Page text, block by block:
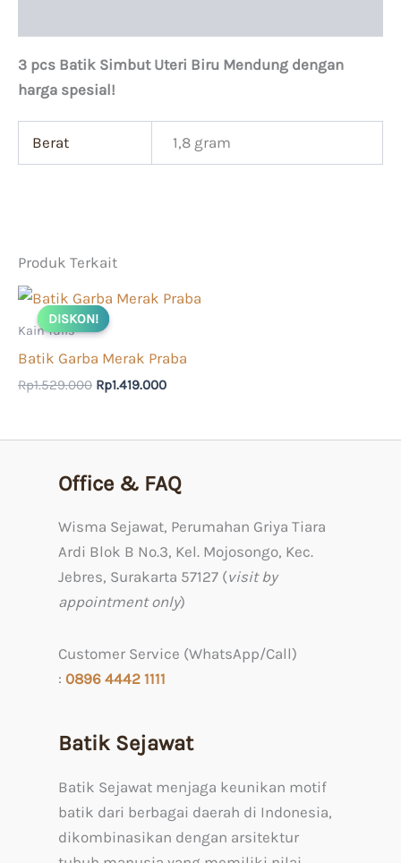
3 pcs Batik Simbut Uteri Biru Mendung dengan
harga spesial!
Berat 1,8 gram
Produk Terkait
DISKON!
DISKON!
Kain Tulis
Batik Garba Merak Praba
Rp1.529.000
Harga
aslinya
adalah:
Rp1.419.000
Harga
saat
Rp1.419.000.
Office & FAQ
Wisma Sejawat, Perumahan Griya Tiara
Ardi Blok B No.3, Kel. Mojosongo, Kec.
Jebres, Surakarta 57127 (visit by
appointment only)
Customer Service (WhatsApp/Call)
: 0896 4442 1111
Batik Sejawat
Batik Sejawat menjaga keunikan motif
batik dari berbagai daerah di Indonesia,
dikombinasikan dengan arsitektur